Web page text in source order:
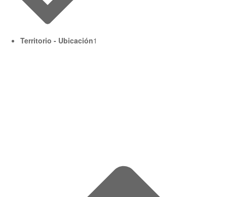
Territorio - Ubicación1